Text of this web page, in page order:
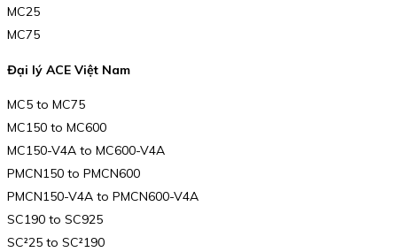
MC25
MC75
Đại lý ACE Việt Nam
MC5 to MC75
MC150 to MC600
MC150-V4A to MC600-V4A
PMCN150 to PMCN600
PMCN150-V4A to PMCN600-V4A
SC190 to SC925
SC²25 to SC²190